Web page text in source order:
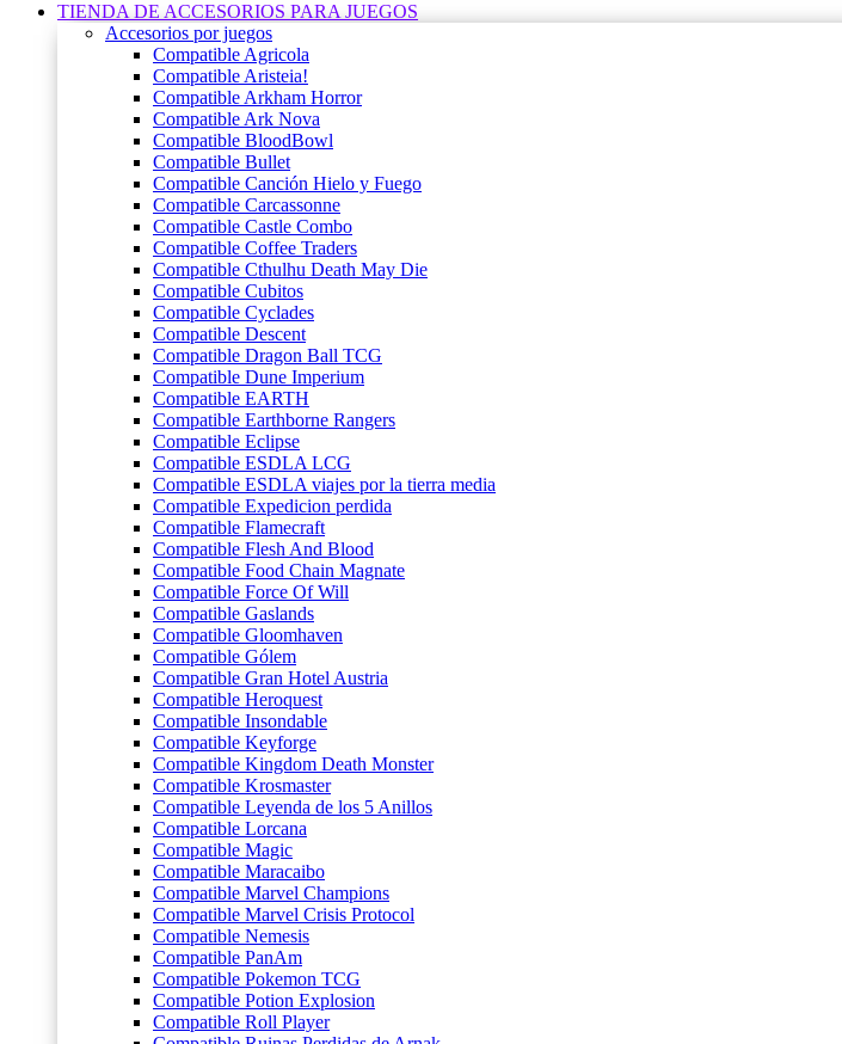
TIENDA DE ACCESORIOS PARA JUEGOS
Accesorios por juegos
Compatible Agricola
Compatible Aristeia!
Compatible Arkham Horror
Compatible Ark Nova
Compatible BloodBowl
Compatible Bullet
Compatible Canción Hielo y Fuego
Compatible Carcassonne
Compatible Castle Combo
Compatible Coffee Traders
Compatible Cthulhu Death May Die
Compatible Cubitos
Compatible Cyclades
Compatible Descent
Compatible Dragon Ball TCG
Compatible Dune Imperium
Compatible EARTH
Compatible Earthborne Rangers
Compatible Eclipse
Compatible ESDLA LCG
Compatible ESDLA viajes por la tierra media
Compatible Expedicion perdida
Compatible Flamecraft
Compatible Flesh And Blood
Compatible Food Chain Magnate
Compatible Force Of Will
Compatible Gaslands
Compatible Gloomhaven
Compatible Gólem
Compatible Gran Hotel Austria
Compatible Heroquest
Compatible Insondable
Compatible Keyforge
Compatible Kingdom Death Monster
Compatible Krosmaster
Compatible Leyenda de los 5 Anillos
Compatible Lorcana
Compatible Magic
Compatible Maracaibo
Compatible Marvel Champions
Compatible Marvel Crisis Protocol
Compatible Nemesis
Compatible PanAm
Compatible Pokemon TCG
Compatible Potion Explosion
Compatible Roll Player